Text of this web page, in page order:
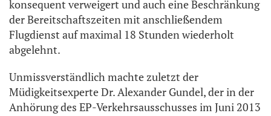
konsequent verweigert und auch eine Beschränkung
der Bereitschaftszeiten mit anschließendem
Flugdienst auf maximal 18 Stunden wiederholt
abgelehnt.
Unmissverständlich machte zuletzt der
Müdigkeitsexperte Dr. Alexander Gundel, der in der
Anhörung des EP-Verkehrsausschusses im Juni 2013